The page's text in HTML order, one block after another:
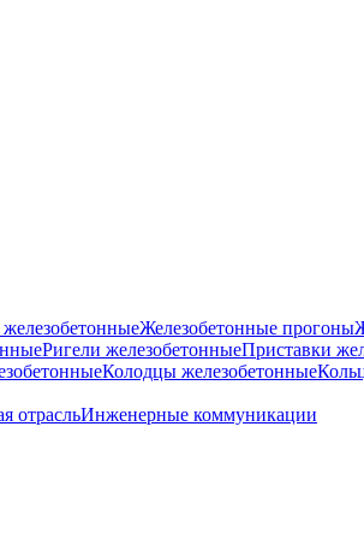
Железобетонные прогоны
Ригели железобетонныеПриставки
Колодцы железобетонные
отрасльИнженерные коммуникации